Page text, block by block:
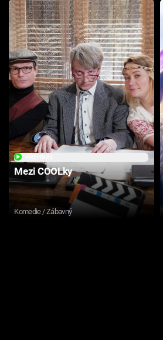
Mezi COOLky
Komedie / Zábavný